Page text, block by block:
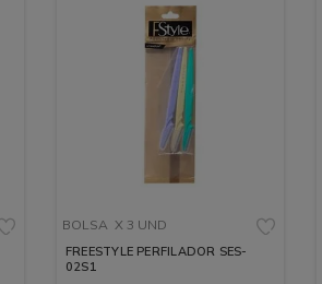
BOLSA X 3 UND
FREESTYLE PERFILADOR SES-
02S1